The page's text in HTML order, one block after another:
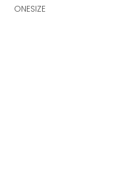
ONESIZE